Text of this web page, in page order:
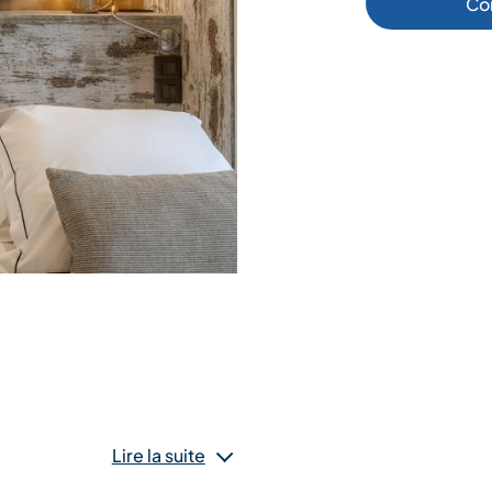
en compte desLire la suite